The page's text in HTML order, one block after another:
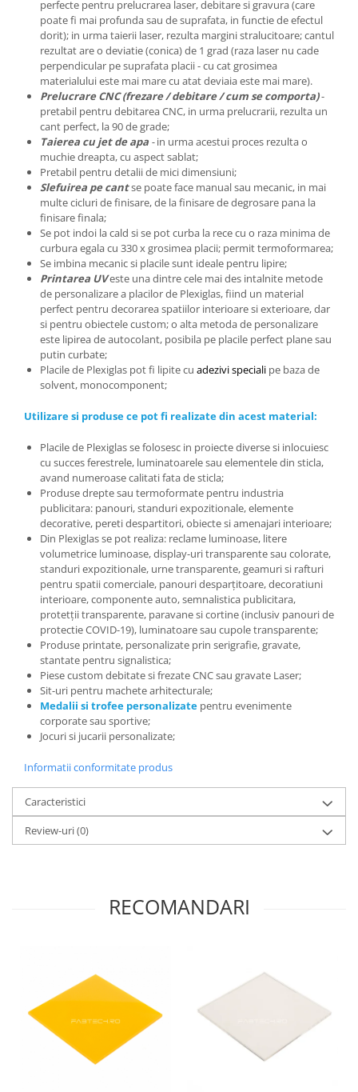
perfecte pentru prelucrarea laser, debitare si gravura (care
poate fi mai profunda sau de suprafata, in functie de efectul
dorit); in urma taierii laser, rezulta margini stralucitoare; cantul
rezultat are o deviatie (conica) de 1 grad (raza laser nu cade
perpendicular pe suprafata placii - cu cat grosimea
materialului este mai mare cu atat deviaia este mai mare).
Prelucrare CNC (frezare / debitare / cum se comporta)-
pretabil pentru debitarea CNC, in urma prelucrarii, rezulta un
cant perfect, la 90 de grade;
Taierea cu jet de apa -in urma acestui proces rezulta o
muchie dreapta, cu aspect sablat;
Pretabil pentru detalii de mici dimensiuni;
Slefuirea pe cantse poate face manual sau mecanic, in mai
multe cicluri de finisare, de la finisare de degrosare pana la
finisare finala;
Se pot indoi la cald si se pot curba la rece cu o raza minima de
curbura egala cu 330 x grosimea placii; permit termoformarea;
Se imbina mecanic si placile sunt ideale pentru lipire;
Printarea UVeste una dintre cele mai des intalnite metode
de personalizare a placilor de Plexiglas, fiind un material
perfect pentru decorarea spatiilor interioare si exterioare, dar
si pentru obiectele custom; o alta metoda de personalizare
este lipirea de autocolant, posibila pe placile perfect plane sau
putin curbate;
Placilede Plexiglas pot fi lipite cu adezivi speciali pe baza de
solvent, monocomponent;
Utilizare si produse ce pot fi realizate din acest material:
Placile de Plexiglasse folosesc in proiecte diverse si inlocuiesc
cu succes ferestrele, luminatoarele sau elementele din sticla,
avand numeroase calitati fata de sticla;
Produsedrepte sau termoformate pentru industria
publicitara: panouri, standuri expozitionale, elemente
decorative, pereti despartitori, obiecte si amenajari interioare;
Din Plexiglas se pot realiza: reclame luminoase, litere
volumetrice luminoase, display-uri transparente sau colorate,
standuri expozitionale, urne transparente, geamuri si rafturi
pentru spatii comerciale, panouri desparțitoare, decoratiuni
interioare, componente auto, semnalistica publicitara,
protetții transparente, paravane si cortine (inclusiv panouri de
protectie COVID-19), luminatoare sau cupole transparente;
Produse printate, personalizate prin serigrafie, gravate,
stantate pentru signalistica;
Piesecustom debitatesifrezate CNC sau gravate Laser;
Sit-uri pentru machetearhitecturale;
Medalii si trofee personalizate pentru evenimente
corporate sau sportive;
Jocuri si jucarii personalizate;
Informatii conformitate produs
Caracteristici
Review-uri(0)
RECOMANDARI